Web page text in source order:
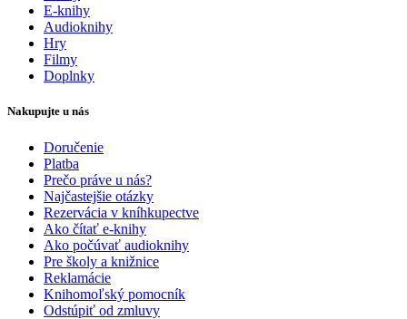
E-knihy
Audioknihy
Hry
Filmy
Doplnky
Nakupujte u nás
Doručenie
Platba
Prečo práve u nás?
Najčastejšie otázky
Rezervácia v kníhkupectve
Ako čítať e-knihy
Ako počúvať audioknihy
Pre školy a knižnice
Reklamácie
Knihomoľský pomocník
Odstúpiť od zmluvy